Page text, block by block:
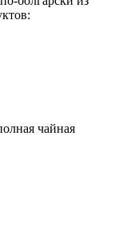
чайная